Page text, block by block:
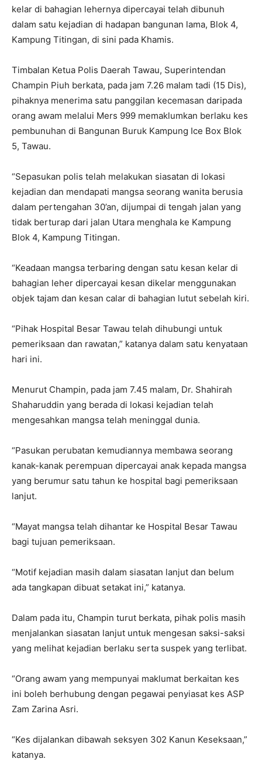
kelar di bahagian lehernya dipercayai telah dibunuh
dalam satu kejadian di hadapan bangunan lama, Blok 4,
Kampung Titingan, di sini pada Khamis.
Timbalan Ketua Polis Daerah Tawau, Superintendan
Champin Piuh berkata, pada jam 7.26 malam tadi (15 Dis),
pihaknya menerima satu panggilan kecemasan daripada
orang awam melalui Mers 999 memaklumkan berlaku kes
pembunuhan di Bangunan Buruk Kampung Ice Box Blok
5, Tawau.
“Sepasukan polis telah melakukan siasatan di lokasi
kejadian dan mendapati mangsa seorang wanita berusia
dalam pertengahan 30’an, dijumpai di tengah jalan yang
tidak berturap dari jalan Utara menghala ke Kampung
Blok 4, Kampung Titingan.
“Keadaan mangsa terbaring dengan satu kesan kelar di
bahagian leher dipercayai kesan dikelar menggunakan
objek tajam dan kesan calar di bahagian lutut sebelah kiri.
“Pihak Hospital Besar Tawau telah dihubungi untuk
pemeriksaan dan rawatan,” katanya dalam satu kenyataan
hari ini.
Menurut Champin, pada jam 7.45 malam, Dr. Shahirah
Shaharuddin yang berada di lokasi kejadian telah
mengesahkan mangsa telah meninggal dunia.
“Pasukan perubatan kemudiannya membawa seorang
kanak-kanak perempuan dipercayai anak kepada mangsa
yang berumur satu tahun ke hospital bagi pemeriksaan
lanjut.
“Mayat mangsa telah dihantar ke Hospital Besar Tawau
bagi tujuan pemeriksaan.
“Motif kejadian masih dalam siasatan lanjut dan belum
ada tangkapan dibuat setakat ini,” katanya.
Dalam pada itu, Champin turut berkata, pihak polis masih
menjalankan siasatan lanjut untuk mengesan saksi-saksi
yang melihat kejadian berlaku serta suspek yang terlibat.
“Orang awam yang mempunyai maklumat berkaitan kes
ini boleh berhubung dengan pegawai penyiasat kes ASP
Zam Zarina Asri.
“Kes dijalankan dibawah seksyen 302 Kanun Keseksaan,”
katanya.